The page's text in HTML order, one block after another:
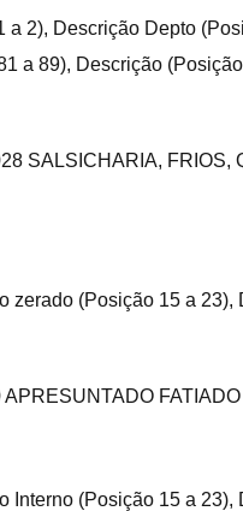
a 2), Descrição Depto
a 89), Descrição
SALSICHARIA, FRIOS,
zerado (Posição 15 a
Interno (Posição 15 a